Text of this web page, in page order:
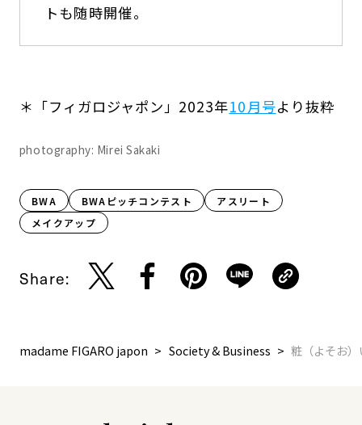
トも随時開催。
＊「フィガロジャポン」2023年10月号より抜粋
photography: Mirei Sakaki
BWA BWAピッチコンテスト
アスリート
メイクアップ
Share:
madame FIGARO japon Society & Business 粧（よそお